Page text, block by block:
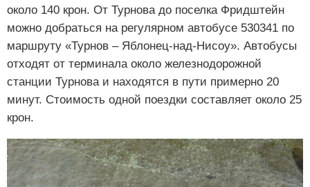
около 140 крон. От Турнова до поселка Фридштейн
можно добраться на регулярном автобусе 530341 по
маршруту «Турнов – Яблонец-над-Нисоу». Автобусы
отходят от терминала около железнодорожной
станции Турнова и находятся в пути примерно 20
минут. Стоимость одной поездки составляет около 25
крон.